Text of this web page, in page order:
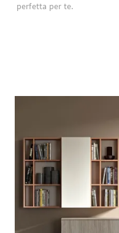
perfetta per te.